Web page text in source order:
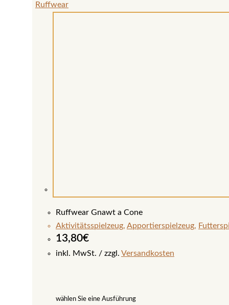
Ruffwear
Ruffwear Gnawt a Cone
Aktivitätsspielzeug, Apportierspielzeug,
13,80€
inkl. MwSt. zzgl. Versandkosten
wählen Sie eine Ausführung